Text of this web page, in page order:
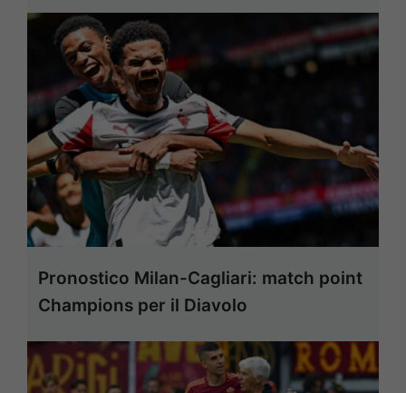
Pronostico Milan-Cagliari: match point
Champions per il Diavolo